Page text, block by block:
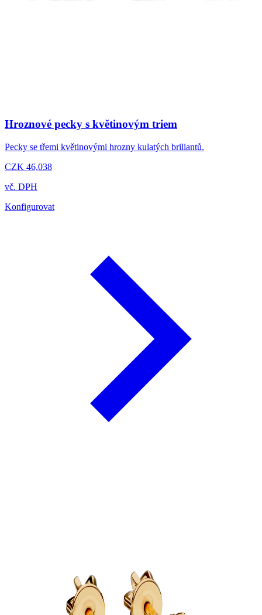
Hroznové pecky s květinovým triem
Pecky se třemi květinovými hrozny kulatých briliantů.
CZK 46,038
vč. DPH
Konfigurovat